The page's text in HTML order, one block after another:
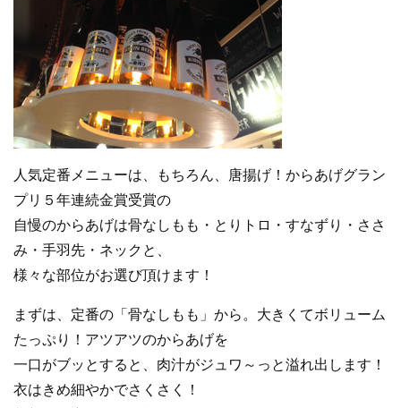
人気定番メニューは、もちろん、唐揚げ！からあげグラン
プリ５年連続金賞受賞の
自慢のからあげは骨なしもも・とりトロ・すなずり・ささ
み・手羽先・ネックと、
様々な部位がお選び頂けます！
まずは、定番の「骨なしもも」から。大きくてボリューム
たっぷり！アツアツのからあげを
一口がブッとすると、肉汁がジュワ～っと溢れ出します！
衣はきめ細やかでさくさく！